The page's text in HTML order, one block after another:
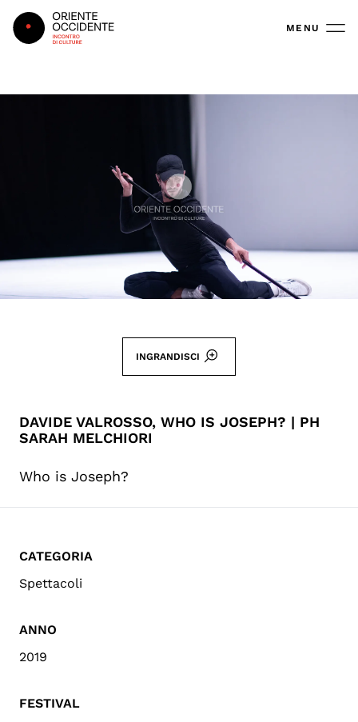
Oriente Occidente MENU
INGRANDISCI
DAVIDE VALROSSO, WHO IS JOSEPH? | PH
SARAH MELCHIORI
Who is Joseph?
CATEGORIA
Spettacoli
ANNO
2019
FESTIVAL